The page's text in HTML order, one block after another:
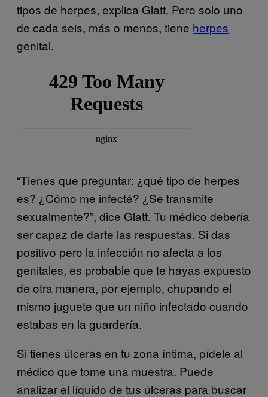
tipos de herpes, explica Glatt. Pero solo uno
de cada seis, más o menos, tiene herpes
genital.
“Tienes que preguntar: ¿qué tipo de herpes
es? ¿Cómo me infecté? ¿Se transmite
sexualmente?”, dice Glatt. Tu médico debería
ser capaz de darte las respuestas. Si das
positivo pero la infección no afecta a los
genitales, es probable que te hayas expuesto
de otra manera, por ejemplo, chupando el
mismo juguete que un niño infectado cuando
estabas en la guardería.
Si tienes úlceras en tu zona íntima, pídele al
médico que tome una muestra. Puede
analizar el líquido de tus úlceras para buscar